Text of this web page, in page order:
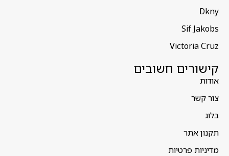
Dkny
Sif Jakobs
Victoria Cruz
קישורים חשובים
אודות
צור קשר
בלוג
תקנון אתר
מדיניות פרטיות